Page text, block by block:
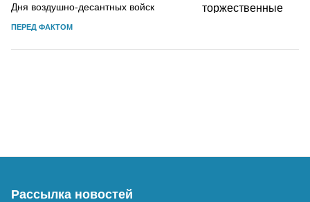
Дня воздушно-десантных войск
ПЕРЕД ФАКТОМ
Рассылка новостей